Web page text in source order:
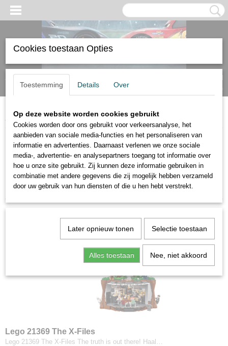
Inloggen Registreren
(0)
Home>LEGO
Sorteer op:
1 2 »
Nieuw
Lego 21369 The X-Files
Lego 21369 The X-Files The truth is out there! Haal…
Cookies toestaan Opties
Toestemming Details Over
Op deze website worden cookies gebruikt
Cookies worden door ons gebruikt voor verkeersanalyse, het
aanbieden van sociale media-functies en het personaliseren van
informatie en advertenties. Daarnaast verlenen we onze sociale
media-, advertentie- en analysepartners toegang tot informatie over
hoe u onze site gebruikt. Zij kunnen deze informatie gebruiken in
combinatie met andere gegevens die zij mogelijk hebben verzameld
door uw gebruik van hun diensten of die u hen hebt verstrekt.
Later opnieuw tonen Selectie toestaan
Alles toestaan Nee, niet akkoord